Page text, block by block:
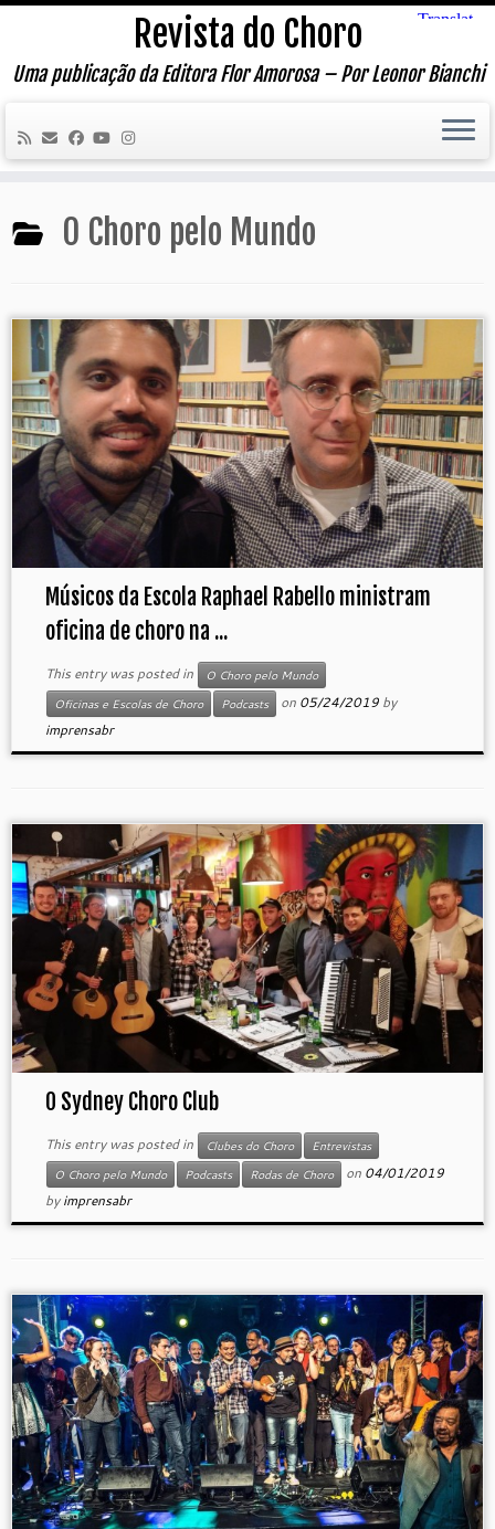
Skip
content
Revista do Choro
Uma publicação da Editora Flor Amorosa – Por Leonor Bianchi
O Choro pelo Mundo
Músicos da Escola Raphael Rabello ministram
oficina de choro na ...
This entry was posted in
O Choro pelo Mundo
Oficinas e Escolas de Choro
Podcasts on 05/24/2019 by
imprensabr
O Sydney Choro Club
This entry was posted in Clubes do Choro
Entrevistas
O Choro pelo Mundo
Podcasts Rodas de Choro on 04/01/2019
byimprensabr